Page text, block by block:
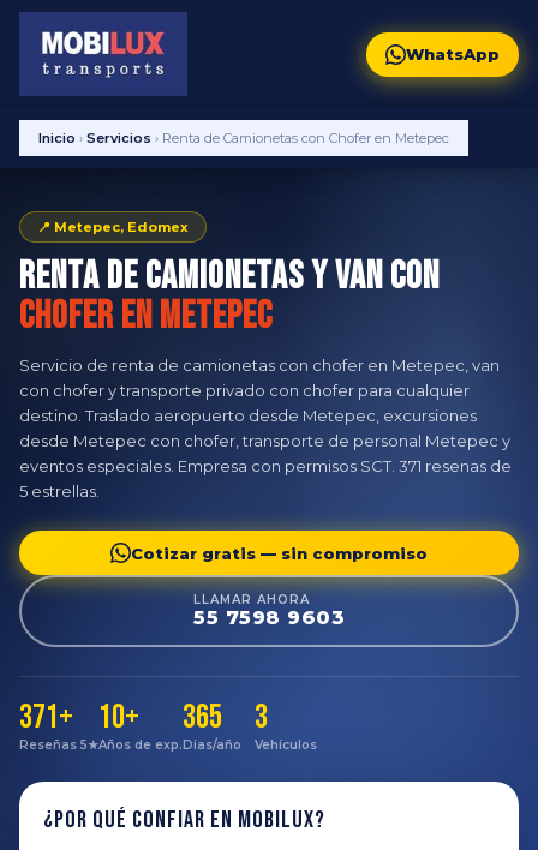
WhatsApp
Inicio › Servicios › Renta de Camionetas con Chofer en Metepec
📍 Metepec, Edomex
Renta de Camionetas y Van con
Chofer en Metepec
Servicio de renta de camionetas con chofer en Metepec, van
con chofer y transporte privado con chofer para cualquier
destino. Traslado aeropuerto desde Metepec, excursiones
desde Metepec con chofer, transporte de personal Metepec y
eventos especiales. Empresa con permisos SCT. 371 resenas de
5 estrellas.
Cotizar gratis — sin compromiso
LLAMAR AHORA
55 7598 9603
371+
Reseñas 5★
10+
Años de exp.
365
Días/año
3
Vehículos
¿Por qué confiar en Mobilux?